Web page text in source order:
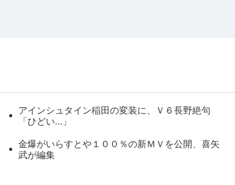
アインシュタイン稲田の変装に、Ｖ６長野絶句
「ひどい…」
金爆がいらすとや１００％の新ＭＶを公開、喜矢
武が編集